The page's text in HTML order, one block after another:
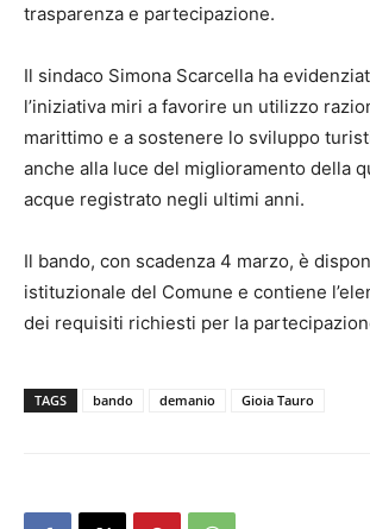
trasparenza e partecipazione.
Il sindaco Simona Scarcella ha
l’iniziativa miri a favorire un utilizzo
marittimo e a sostenere lo sviluppo
anche alla luce del miglioramento della
acque registrato negli ultimi anni.
Il bando, con scadenza 4 marzo, è
istituzionale del Comune e contiene
dei requisiti richiesti per la
TAGS bando demanio Gioia Tauro